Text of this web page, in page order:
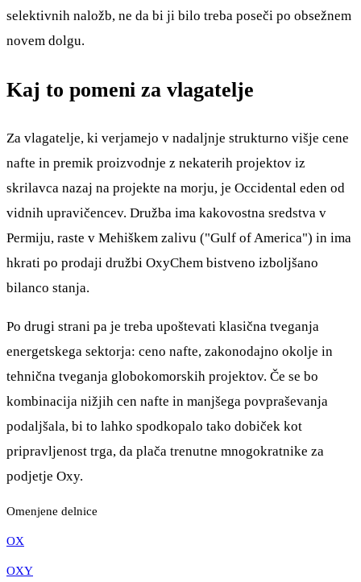
selektivnih naložb, ne da bi ji bilo treba poseči po obsežnem
novem dolgu.
Kaj to pomeni za vlagatelje
Za vlagatelje, ki verjamejo v nadaljnje strukturno višje cene
nafte in premik proizvodnje z nekaterih projektov iz
skrilavca nazaj na projekte na morju, je Occidental eden od
vidnih upravičencev. Družba ima kakovostna sredstva v
Permiju, raste v Mehiškem zalivu ("Gulf of America") in ima
hkrati po prodaji družbi OxyChem bistveno izboljšano
bilanco stanja.
Po drugi strani pa je treba upoštevati klasična tveganja
energetskega sektorja: ceno nafte, zakonodajno okolje in
tehnična tveganja globokomorskih projektov. Če se bo
kombinacija nižjih cen nafte in manjšega povpraševanja
podaljšala, bi to lahko spodkopalo tako dobiček kot
pripravljenost trga, da plača trenutne mnogokratnike za
podjetje Oxy.
Omenjene delnice
OX
OXY